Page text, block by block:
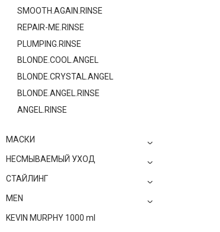
SMOOTH.AGAIN.RINSE
REPAIR-ME.RINSE
PLUMPING.RINSE
BLONDE.COOL.ANGEL
BLONDE.CRYSTAL.ANGEL
BLONDE.ANGEL.RINSE
ANGEL.RINSE
МАСКИ
НЕСМЫВАЕМЫЙ УХОД
СТАЙЛИНГ
MEN
KEVIN MURPHY 1000 ml